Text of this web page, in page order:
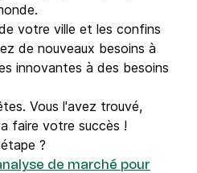
votre ville et les confins
de nouveaux besoins à
innovantes à des besoins
Vous l'avez trouvé,
faire votre succès !
?
de marché pour